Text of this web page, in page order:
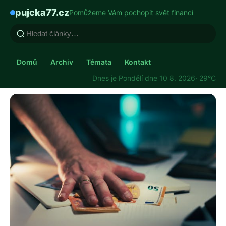
pujcka77.czPomůžeme Vám pochopit svět financí
Domů Archiv Témata
Kontakt
Dnes je Pondělí dne 10 8. 2026· 29°C